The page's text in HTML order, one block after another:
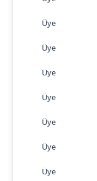
Üye
Üye
Üye
Üye
Üye
Üye
Üye